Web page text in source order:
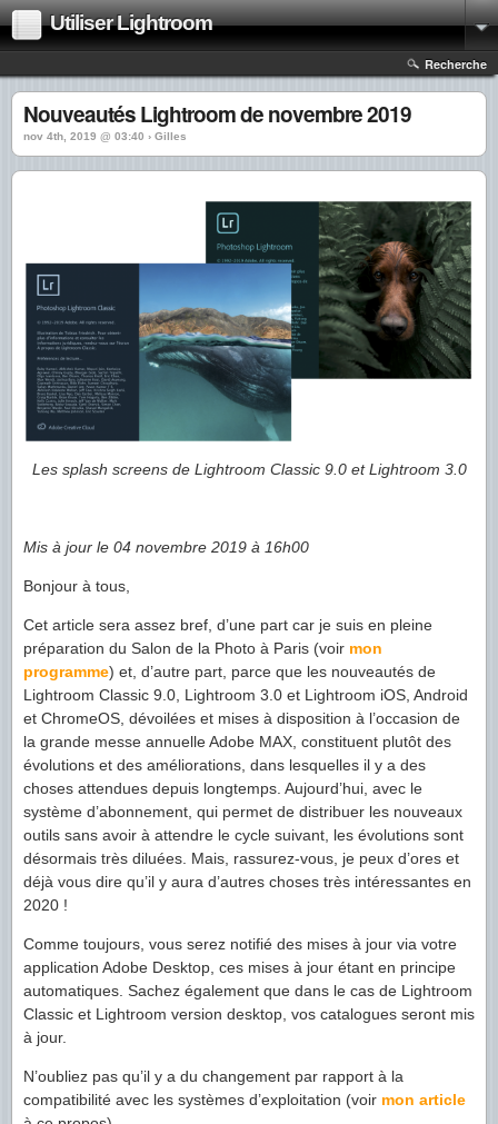
Utiliser Lightroom
Recherche
Nouveautés Lightroom de novembre 2019
nov 4th, 2019 @ 03:40 › Gilles
Les splash screens de Lightroom Classic 9.0 et Lightroom 3.0
Mis à jour le 04 novembre 2019 à 16h00
Bonjour à tous,
Cet article sera assez bref, d’une part car je suis en pleine
préparation du Salon de la Photo à Paris (voir mon
programme) et, d’autre part, parce que les nouveautés de
Lightroom Classic 9.0, Lightroom 3.0 et Lightroom iOS, Android
et ChromeOS, dévoilées et mises à disposition à l’occasion de
la grande messe annuelle Adobe MAX, constituent plutôt des
évolutions et des améliorations, dans lesquelles il y a des
choses attendues depuis longtemps. Aujourd’hui, avec le
système d’abonnement, qui permet de distribuer les nouveaux
outils sans avoir à attendre le cycle suivant, les évolutions sont
désormais très diluées. Mais, rassurez-vous, je peux d’ores et
déjà vous dire qu’il y aura d’autres choses très intéressantes en
2020 !
Comme toujours, vous serez notifié des mises à jour via votre
application Adobe Desktop, ces mises à jour étant en principe
automatiques. Sachez également que dans le cas de Lightroom
Classic et Lightroom version desktop, vos catalogues seront mis
à jour.
N’oubliez pas qu’il y a du changement par rapport à la
compatibilité avec les systèmes d’exploitation (voir mon article